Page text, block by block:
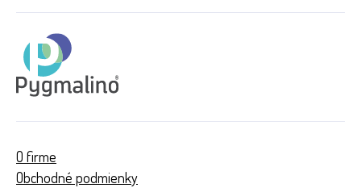
O firme
Obchodné podmienky